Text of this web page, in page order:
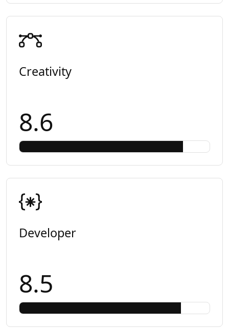
Creativity
8.6
Developer
8.5